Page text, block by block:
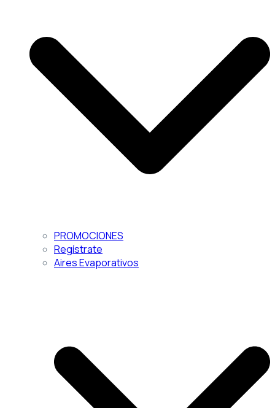
PROMOCIONES
Regístrate
Aires Evaporativos